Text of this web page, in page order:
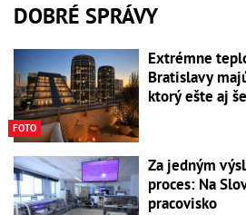
DOBRÉ SPRÁVY
FOTO
Extrémne
Bratislavy
ktorý ešte aj
Za jedným
proces: Na
pracovisko